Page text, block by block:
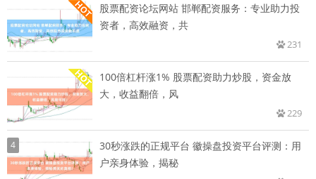
股票配资论坛网站 邯郸配资服务：专业助力投
资者，高效融资，共
231
100倍杠杆涨1% 股票配资助力炒股，资金放
大，收益翻倍，风
229
4
30秒涨跌的正规平台 徽操盘投资平台评测：用
户亲身体验，揭秘